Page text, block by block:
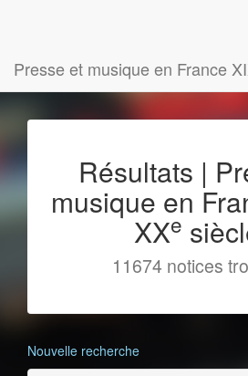
Presse et musique en France
Résultats |
musique en
XXe
11674 notices
Nouvelle recherche